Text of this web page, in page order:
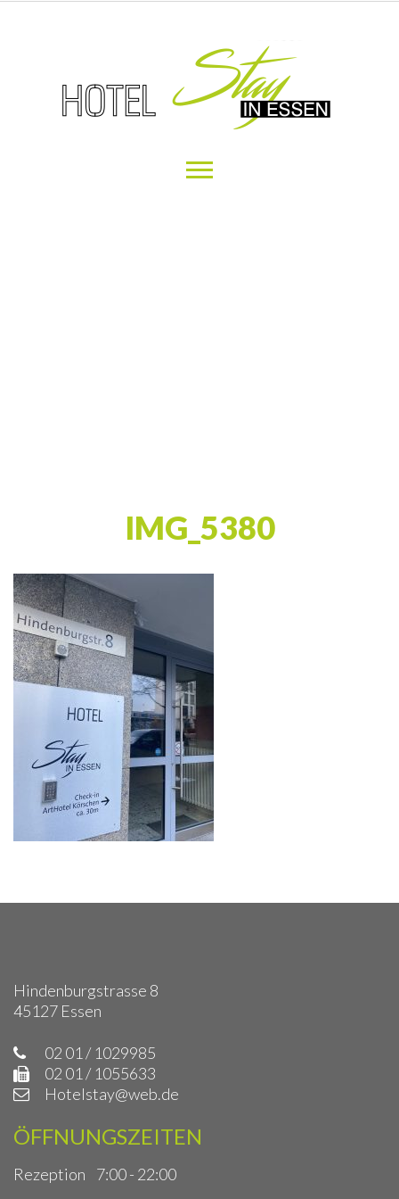
IMG_5380
Hindenburgstrasse 8
45127 Essen
02 01 / 1029985
02 01 / 1055633
Hotelstay@web.de
ÖFFNUNGSZEITEN
Rezeption 7:00 - 22:00